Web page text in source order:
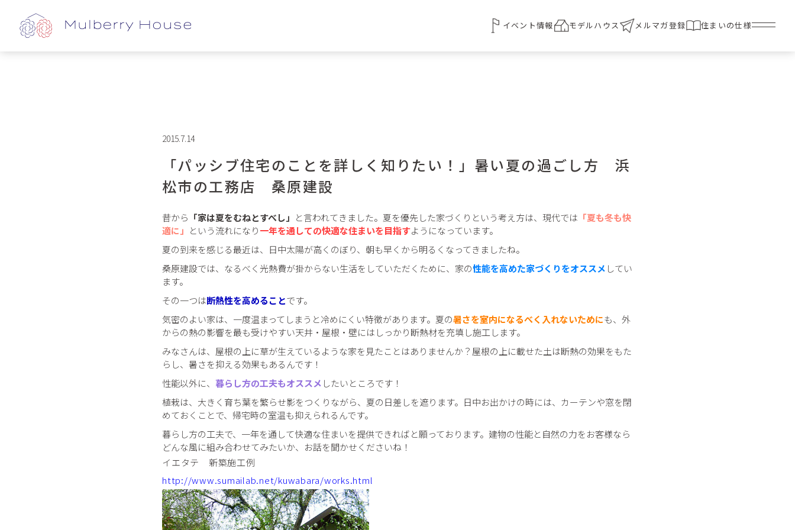
イベント情報 モデルハウス メルマガ登録 住まいの仕様
2015.7.14
「パッシブ住宅のことを詳しく知りたい！」暑い夏の過ごし方 浜
松市の工務店 桑原建設
昔から 「家は夏をむねとすべし」 と言われてきました。夏を優先した家づくりという考え方は、現代では 「夏も冬も快
適に」 という流れになり一年を通しての快適な住まいを目指すようになっています。
夏の到来を感じる最近は、日中太陽が高くのぼり、朝も早くから明るくなってきましたね。
桑原建設では、なるべく光熱費が掛からない生活をしていただくために、家の性能を高めた家づくりをオススメ してい
ます。
その一つは断熱性を高めることです。
気密のよい家は、一度温まってしまうと冷めにくい特徴があります。夏の暑さを室内になるべく入れないためにも、外
からの熱の影響を最も受けやすい天井・屋根・壁にはしっかり断熱材を充填し施工します。
みなさんは、屋根の上に草が生えているような家を見たことはありませんか？屋根の上に載せた土は断熱の効果をもた
らし、暑さを抑える効果もあるんです！
性能以外に、 暮らし方の工夫もオススメ したいところです！
植栽は、大きく育ち葉を繁らせ影をつくりながら、夏の日差しを遮ります。日中お出かけの時には、カーテンや窓を閉
めておくことで、帰宅時の室温も抑えられるんです。
暮らし方の工夫で、一年を通して快適な住まいを提供できればと願っております。建物の性能と自然の力をお客様なら
どんな風に組み合わせてみたいか、お話を聞かせくださいね！
イエタテ 新築施工例
http://www.sumailab.net/kuwabara/works.html